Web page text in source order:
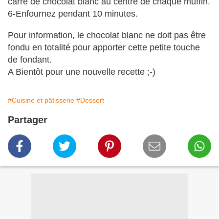
6-Enfournez pendant 10 minutes.
Pour information, le chocolat blanc ne doit pas être
fondu en totalité pour apporter cette petite touche
de fondant.
A Bientôt pour une nouvelle recette ;-)
#Cuisine et pâtisserie #Dessert
Partager